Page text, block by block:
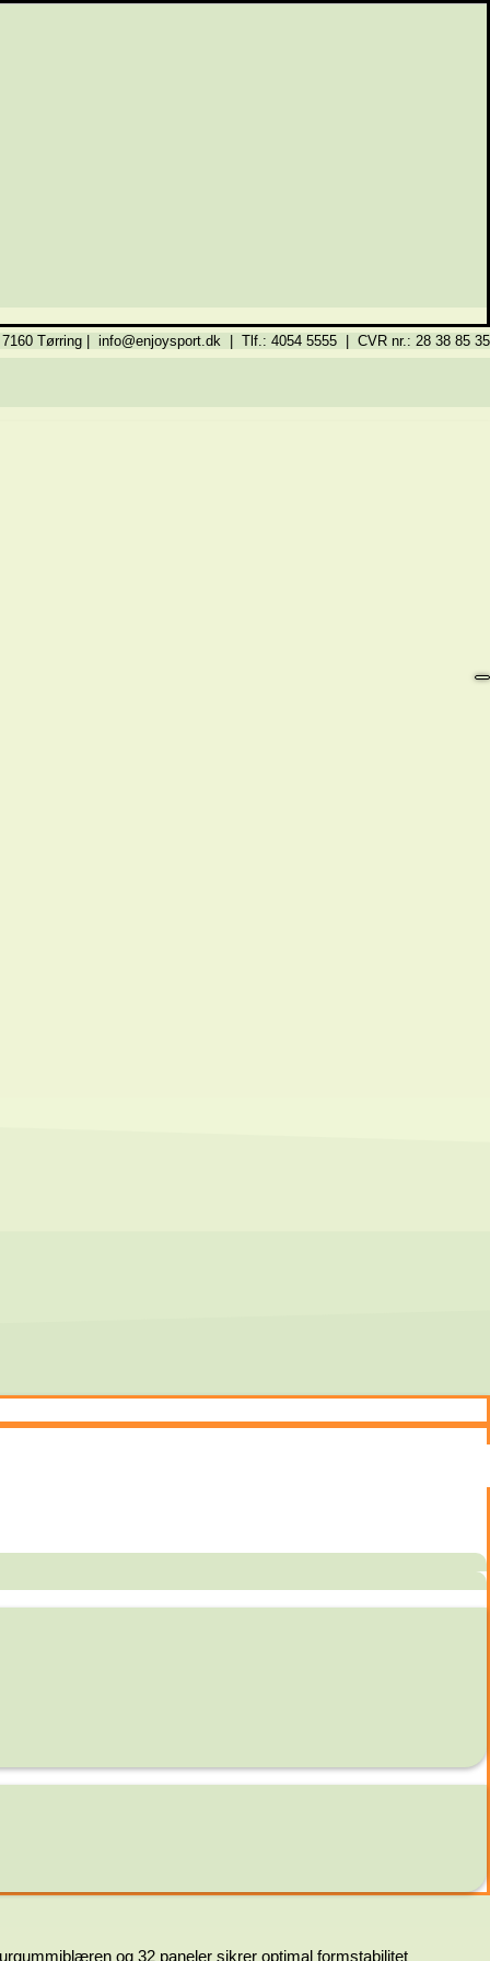
7160 Tørring | info@enjoysport.dk | Tlf.: 4054 5555 | CVR nr.: 28 38 85 35
og 32 paneler sikrer optimal formstabilitet